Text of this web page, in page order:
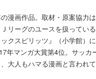
漫画作品。取材・原案協力
リーグのユースを扱ってい
クスピリッツ』（小学館）
年マンガ大賞第4位。サッカ
大人もハマる漫画と言われて